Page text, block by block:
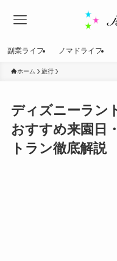
副業ライフ ノマドライフ
ホーム 旅行
ディズニーラン
おすすめ来園日
トラン徹底解説